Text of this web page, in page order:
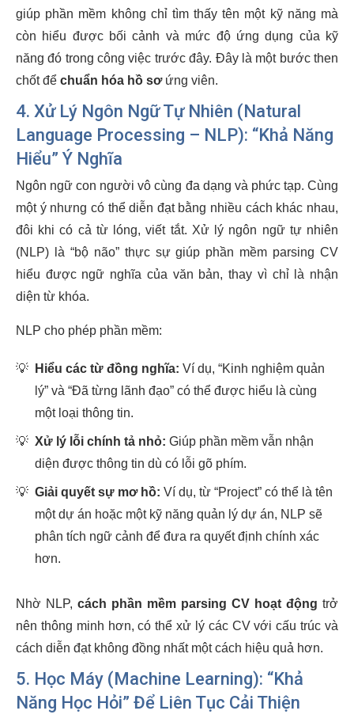
giúp phần mềm không chỉ tìm thấy tên một kỹ năng mà
còn hiểu được bối cảnh và mức độ ứng dụng của kỹ
năng đó trong công việc trước đây. Đây là một bước then
chốt để chuẩn hóa hồ sơứng viên.
4. Xử Lý Ngôn Ngữ Tự Nhiên (Natural
Language Processing – NLP): “Khả Năng
Hiểu” Ý Nghĩa
Ngôn ngữ con người vô cùng đa dạng và phức tạp. Cùng
một ý nhưng có thể diễn đạt bằng nhiều cách khác nhau,
đôi khi có cả từ lóng, viết tắt. Xử lý ngôn ngữ tự nhiên
(NLP) là “bộ não” thực sự giúp phần mềm parsing CV
hiểu được ngữ nghĩa của văn bản, thay vì chỉ là nhận
diện từ khóa.
NLP cho phép phần mềm:
💡 Hiểu các từ đồng nghĩa: Ví dụ, “Kinh nghiệm quản
lý” và “Đã từng lãnh đạo” có thể được hiểu là cùng
một loại thông tin.
💡 Xử lý lỗi chính tả nhỏ: Giúp phần mềm vẫn nhận
diện được thông tin dù có lỗi gõ phím.
💡 Giải quyết sự mơ hồ: Ví dụ, từ “Project” có thể là tên
một dự án hoặc một kỹ năng quản lý dự án, NLP sẽ
phân tích ngữ cảnh để đưa ra quyết định chính xác
hơn.
Nhờ NLP, cách phần mềm parsing CV hoạt động trở
nên thông minh hơn, có thể xử lý các CV với cấu trúc và
cách diễn đạt không đồng nhất một cách hiệu quả hơn.
5. Học Máy (Machine Learning): “Khả
Năng Học Hỏi” Để Liên Tục Cải Thiện